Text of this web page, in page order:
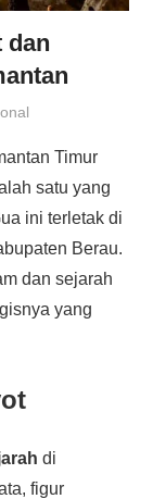
dan
Timur
satu yang
ini terletak di
Berau.
dan sejarah
yang
di
figur